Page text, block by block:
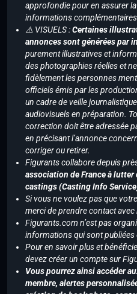
approfondie pour en assurer
informations
⚠️ VISUELS :Certaines
annonces sont générées par
purement illustratives et
des photographies réelles et
fidèlement les personnes
officiels émis par les
un cadre de veille
audiovisuels en préparation.
correction doit être adressée
en précisant l’annonce
corriger ou retirer.
Figurants collabore depuis
association de France à lutter
castings (Casting Info
Si vous ne voulez pas que
merci de prendre contact avec
Figurants.com n’est pas
informations qui sont publiées
Pour en savoir plus et
devez créer un compte sur
Vous pourrez ainsi accéder
membre, alertes